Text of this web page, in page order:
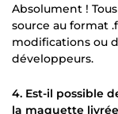
Absolument !
source au format
modifications ou
développeurs.
4. Est-il possible
la maquette